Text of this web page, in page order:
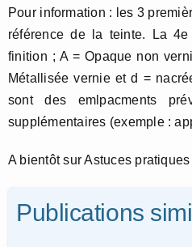
Pour information : les 3
référence de la teinte. La
finition ; A = Opaque non
Métallisée vernie et d =
sont des emlpacments
supplémentaires (exemple :
A bientôt sur Astuces pratiques
Publications